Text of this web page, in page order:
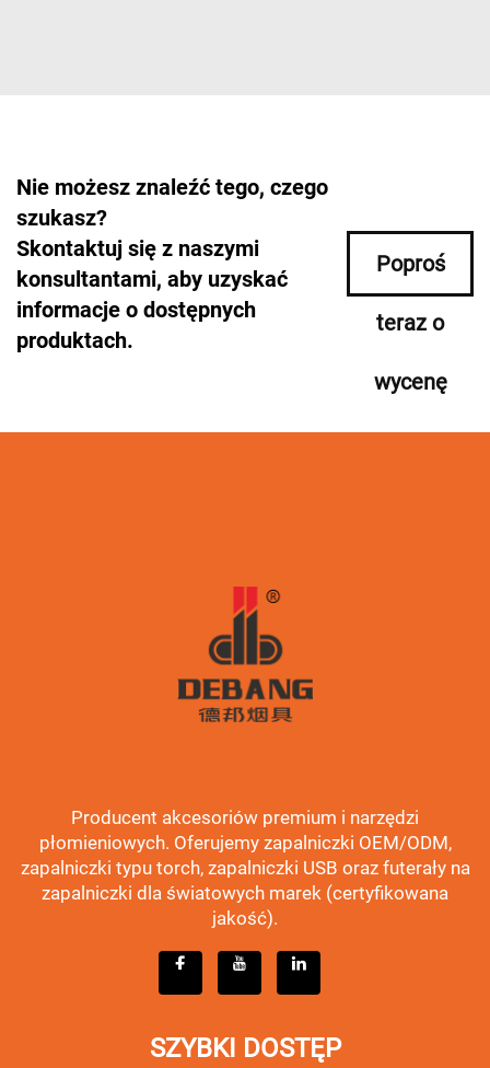
Nie możesz znaleźć tego, czego
szukasz?
Skontaktuj się z naszymi
konsultantami, aby uzyskać
informacje o dostępnych
produktach.
Poproś
teraz o
wycenę
Producent akcesoriów premium i narzędzi
płomieniowych. Oferujemy zapalniczki OEM/ODM,
zapalniczki typu torch, zapalniczki USB oraz futerały na
zapalniczki dla światowych marek (certyfikowana
jakość).
SZYBKI DOSTĘP